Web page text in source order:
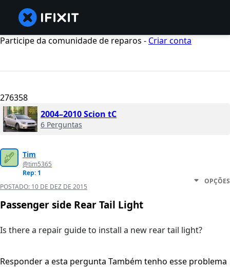
Participe da comunidade de reparos - Criar conta
276358
2004–2010 Scion tC
6 Perguntas
Tim
@tim5365
Rep: 1
POSTADO: 10 DE DEZ DE 2015
OPÇÕES
Passenger side Rear Tail Light
Is there a repair guide to install a new rear tail light?
Responder a esta pergunta Também tenho esse problema